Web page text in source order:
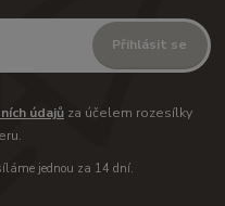
Přihlásit se
údajůza účelem rozesílky
jednou za 14 dní.